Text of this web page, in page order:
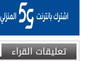
تعليقات القراء